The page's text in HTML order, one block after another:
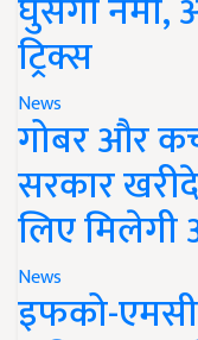
घुसेगी नमी,
ट्रिक्स
News
गोबर और
सरकार
लिए मिलेगी
News
इफको-